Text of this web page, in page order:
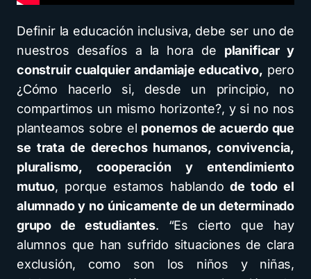
Definir la educación inclusiva, debe ser uno de
nuestros desafíos a la hora de planificar y
construir cualquier andamiaje educativo, pero
¿Cómo hacerlo si, desde un principio, no
compartimos un mismo horizonte?, y si no nos
planteamos sobre el ponernos de acuerdo que
se trata de derechos humanos, convivencia,
pluralismo, cooperación y entendimiento
mutuo, porque estamos hablando de todo el
alumnado y no únicamente de un determinado
grupo de estudiantes. “Es cierto que hay
alumnos que han sufrido situaciones de clara
exclusión, como son los niños y niñas,